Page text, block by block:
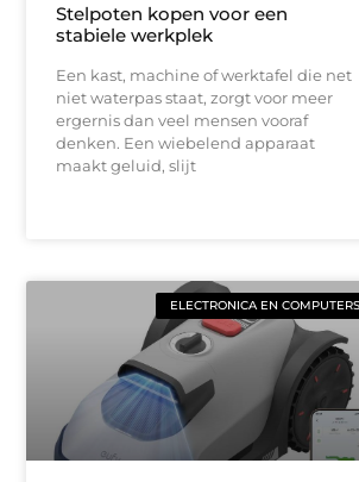
Stelpoten kopen voor een
stabiele werkplek
Een kast, machine of werktafel die net
niet waterpas staat, zorgt voor meer
ergernis dan veel mensen vooraf
denken. Een wiebelend apparaat
maakt geluid, slijt
ELECTRONICA EN COMPUTERS